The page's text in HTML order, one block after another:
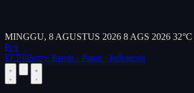
MINGGU, 8 AGUSTUS 2026 8 AGS 2026 32°C
Pro
FEEDberry Bisnis · Pasar · Indonesia